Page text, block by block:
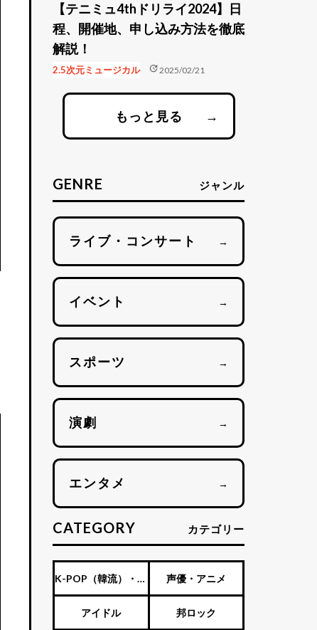
【テニミュ4thドリライ2024】日
程、開催地、申し込み方法を徹底
解説！
2.5次元ミュージカル update2025/02/21
もっと見る →
GENRE ジャンル
ライブ・コンサート →
イベント →
スポーツ →
演劇 →
エンタメ →
CATEGORY カテゴリー
K-POP（韓流）・海
外アーティスト
声優・アニメ
アイドル 邦ロック